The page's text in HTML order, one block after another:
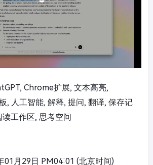
Chrome扩展, 文本高亮,
, 人工智能, 解释, 提问, 翻译, 保存记
工作区, 思考空间
01月29日 PM04:01 (北京时间)